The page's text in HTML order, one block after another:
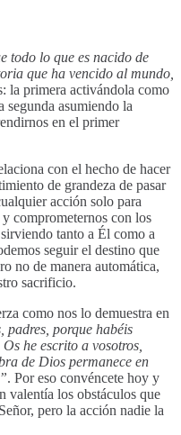
todo lo que es nacido de
que ha vencido al mundo,
la primera activándola como
segunda asumiendo la
en el primer
con el hecho de hacer
de grandeza de pasar
acción solo para
comprometernos con los
tanto a Él como a
seguir el destino que
no de manera automática,
sacrificio.
como nos lo demuestra en
padres, porque habéis
he escrito a vosotros,
de Dios permanece en
. Por eso convéncete hoy y
valentía los obstáculos que
pero la acción nadie la